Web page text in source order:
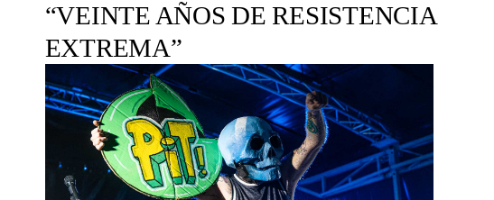
“VEINTE AÑOS DE RESISTENCIA
EXTREMA”